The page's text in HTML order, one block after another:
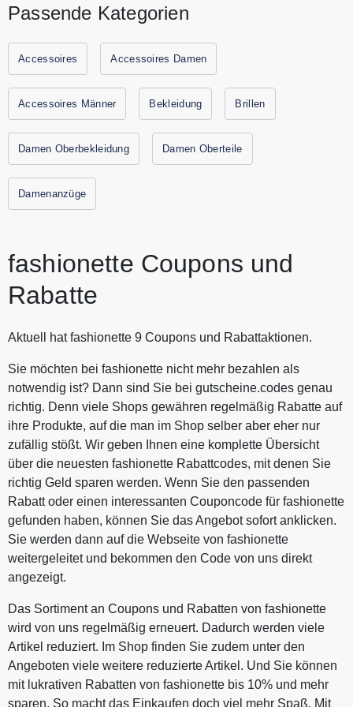
Frau ihr gewünschtes Modeaccessoire, das ihren
Entdecken Sie bei fashionette eine kuratierte Auswahl an
Handtaschen, Schuhen, Schmuck, Uhren und
Kosmetikprodukten zum besten Preis. fashionette bietet
aktuelle Kollektionen von Designermarken wie Valentino,
Michael Kors, Gucci oder Chloé. Sparen Sie jetzt durch
Gutscheine.codes mit den aktuellen Gutscheinen und
Passende Kategorien
Accessoires Accessoires Damen
Accessoires Männer Bekleidung Brillen
Damen Oberbekleidung Damen Oberteile
Damenanzüge
fashionette Coupons und
Rabatte
Aktuell hat fashionette 9 Coupons und Rabattaktionen.
Sie möchten bei fashionette nicht mehr bezahlen als
notwendig ist? Dann sind Sie bei gutscheine.codes genau
richtig. Denn viele Shops gewähren regelmäßig Rabatte auf
ihre Produkte, auf die man im Shop selber aber eher nur
zufällig stößt. Wir geben Ihnen eine komplette Übersicht
über die neuesten fashionette Rabattcodes, mit denen Sie
richtig Geld sparen werden. Wenn Sie den passenden
Rabatt oder einen interessanten Couponcode für fashionette
gefunden haben, können Sie das Angebot sofort anklicken.
Sie werden dann auf die Webseite von fashionette
weitergeleitet und bekommen den Code von uns direkt
angezeigt.
Das Sortiment an Coupons und Rabatten von fashionette
wird von uns regelmäßig erneuert. Dadurch werden viele
Artikel reduziert. Im Shop finden Sie zudem unter den
Angeboten viele weitere reduzierte Artikel. Und Sie können
mit lukrativen Rabatten von fashionette bis 10% und mehr
sparen. So macht das Einkaufen doch viel mehr Spaß. Mit